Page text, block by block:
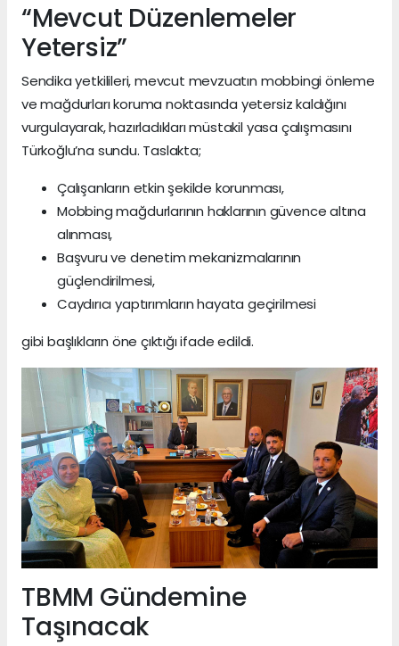
“Mevcut Düzenlemeler
Yetersiz”
Sendika yetkilileri, mevcut mevzuatın mobbingi önleme
ve mağdurları koruma noktasında yetersiz kaldığını
vurgulayarak, hazırladıkları müstakil yasa çalışmasını
Türkoğlu’na sundu. Taslakta;
Çalışanların etkin şekilde korunması,
Mobbing mağdurlarının haklarının güvence altına
alınması,
Başvuru ve denetim mekanizmalarının
güçlendirilmesi,
Caydırıcı yaptırımların hayata geçirilmesi
gibi başlıkların öne çıktığı ifade edildi.
TBMM Gündemine
Taşınacak